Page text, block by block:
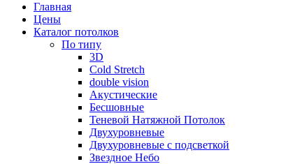
Главная
Цены
Каталог потолков
По типу
3D
Cold Stretch
double vision
Акустические
Бесшовные
Теневой Натяжной Потолок
Двухуровневые
Двухуровневые с подсветкой
Звездное Небо